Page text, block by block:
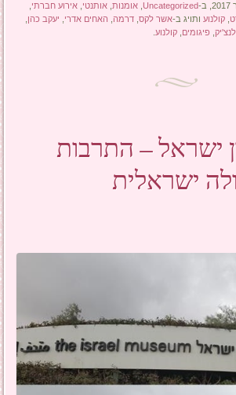
Uncategorized
,אומנות ,אותנטי ,אירוע חברתי
,קולנוע ותויג ב-אשר לקס ,דרמה האחים אדרי יעקב כהן
פיגומים ,קולנוע
ישראל – התרבות
ישראלית